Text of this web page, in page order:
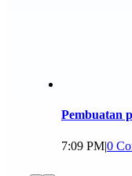
Pembuatan
7:09 PM|0